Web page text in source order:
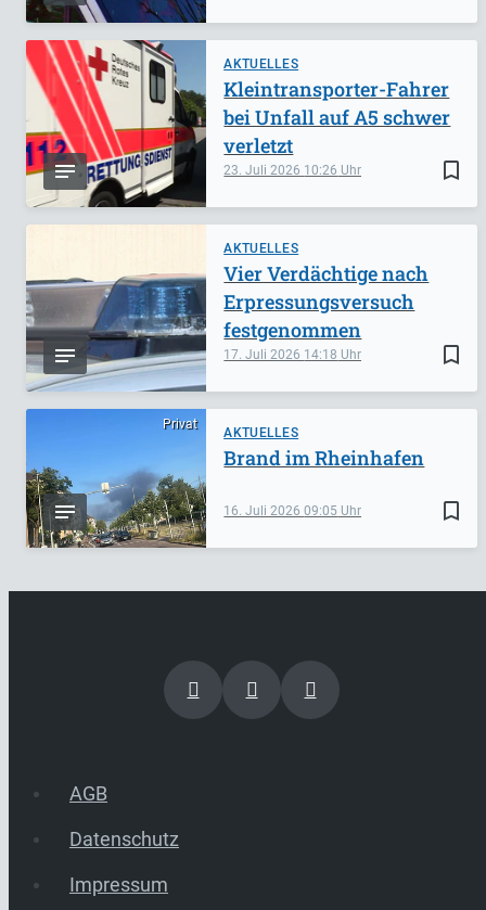
AKTUELLES
bookmark_border
23. Juli 2026 10:26
Kleintransporter-Fahrer
bei Unfall auf A5 schwer
verletzt
AKTUELLES
bookmark_border
17. Juli 2026 14:18
Vier Verdächtige nach
Erpressungsversuch
festgenommen
Privat
AKTUELLES
bookmark_border
16. Juli 202609:05
Brand im Rheinhafen
AGB
Datenschutz
Impressum